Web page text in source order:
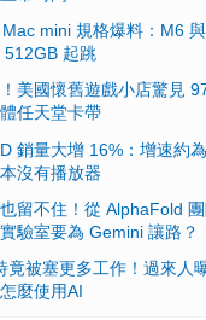
mini 規格爆料：M6
512GB 起跳
美國懷舊遊戲小店驚見
任天堂卡帶
銷量大增 16%：增速約
沒有播放器
留不住！從 AlphaFold
驗室要為 Gemini 讓路？
竟被塞更多工作！過來人
麼使用AI